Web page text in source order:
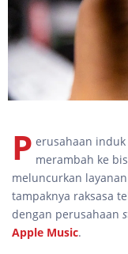
P erusahaan induk
merambah ke
meluncurkan
tampaknya raksasa
dengan perusahaan
Apple Music.